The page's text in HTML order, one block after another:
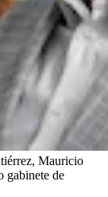
Mauricio
gabinete de